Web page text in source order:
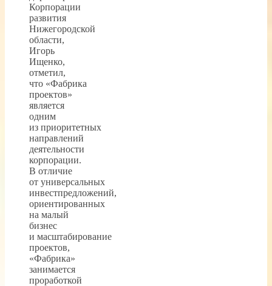
Корпорации
развития
Нижегородской
области,
Игорь
Ищенко,
отметил,
что «Фабрика
проектов»
является
одним
из приоритетных
направлений
деятельности
корпорации.
В отличие
от универсальных
инвестпредложений,
ориентированных
на малый
бизнес
и масштабирование
проектов,
«Фабрика»
занимается
проработкой